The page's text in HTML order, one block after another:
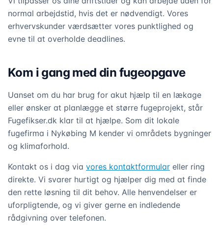
normal arbejdstid, hvis det er nødvendigt. Vores
erhvervskunder værdsætter vores punktlighed og
evne til at overholde deadlines.
Kom i gang med din fugeopgave
Uanset om du har brug for akut hjælp til en lækage
eller ønsker at planlægge et større fugeprojekt, står
Fugefikser.dk klar til at hjælpe. Som dit lokale
fugefirma i Nykøbing M kender vi områdets bygninger
og klimaforhold.
Kontakt os i dag via vores kontaktformular eller ring
direkte. Vi svarer hurtigt og hjælper dig med at finde
den rette løsning til dit behov. Alle henvendelser er
uforpligtende, og vi giver gerne en indledende
rådgivning over telefonen.